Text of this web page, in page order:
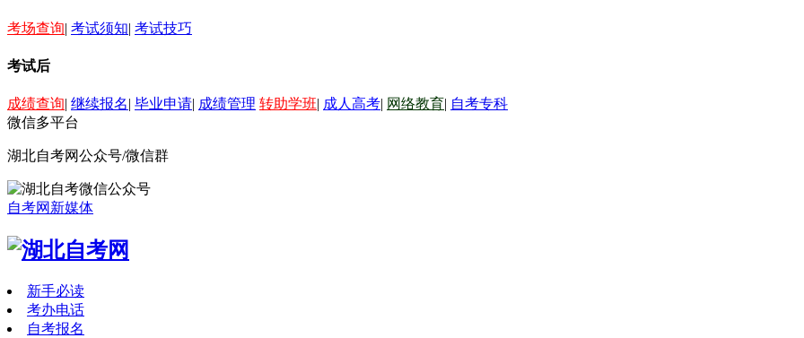
考场查询| 考试须知| 考试技巧
考试后
成绩查询| 继续报名| 毕业申请| 成绩管理 转助学班| 成人高考| 网络教育| 自考专科
微信多平台
湖北自考网公众号/微信群
自考网新媒体
新手必读
考办电话
自考报名